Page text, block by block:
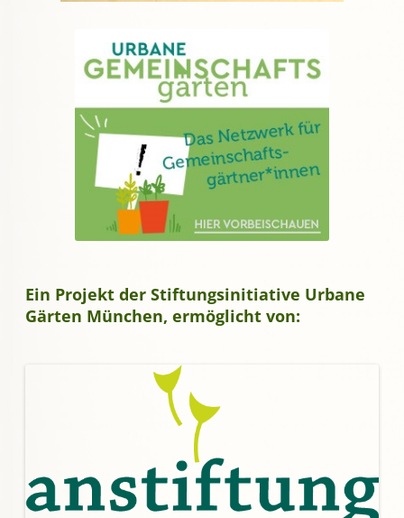
Ein Projekt der Stiftungsinitiative Urbane
Gärten München, ermöglicht von: